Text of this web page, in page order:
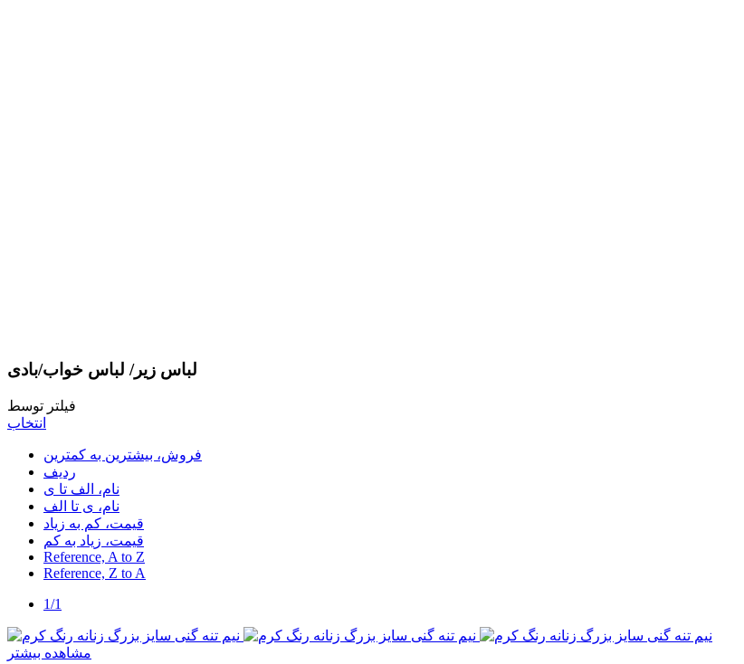
لباس زیر/ لباس خواب/بادی
فیلتر توسط
انتخاب
فروش، بیشترین به کمترین
ردیف
نام، الف تا ی
نام، ی تا الف
قیمت، کم به زیاد
قیمت، زیاد به کم
Reference, A to Z
Reference, Z to A
1/1
مشاهده بیشتر